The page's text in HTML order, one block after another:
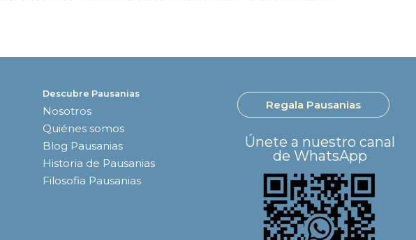
Descubre Pausanias
Nosotros
Quiénes somos
Blog Pausanias
Historia de Pausanias
Filosofia Pausanias
Regala Pausanias
Únete a nuestro canal
de WhatsApp